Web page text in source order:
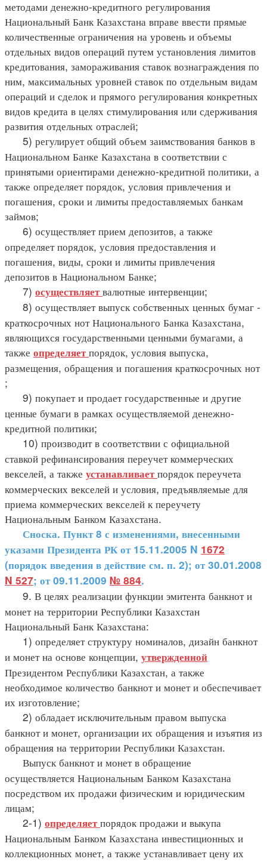
методами денежно-кредитного регулирования
Национальный Банк Казахстана вправе ввести прямые
количественные ограничения на уровень и объемы
отдельных видов операций путем установления лимитов
кредитования, замораживания ставок вознаграждения по
ним, максимальных уровней ставок по отдельным видам
операций и сделок и прямого регулирования конкретных
видов кредита в целях стимулирования или сдерживания
развития отдельных отраслей;
5) регулирует общий объем заимствования банков в
Национальном Банке Казахстана в соответствии с
принятыми ориентирами денежно-кредитной политики, а
также определяет порядок, условия привлечения и
погашения, сроки и лимиты предоставляемых банкам
займов;
6) осуществляет прием депозитов, а также
определяет порядок, условия предоставления и
погашения, виды, сроки и лимиты привлечения
депозитов в Национальном Банке;
7) осуществляетвалютные интервенции;
8) осуществляет выпуск собственных ценных бумаг -
краткосрочных нот Национального Банка Казахстана,
являющихся государственными ценными бумагами, а
также определяетпорядок, условия выпуска,
размещения, обращения и погашения краткосрочных нот
;
9) покупает и продает государственные и другие
ценные бумаги в рамках осуществляемой денежно-
кредитной политики;
10) производит в соответствии с официальной
ставкой рефинансирования переучет коммерческих
векселей, а также устанавливаетпорядок переучета
коммерческих векселей и условия, предъявляемые для
приема коммерческих векселей к переучету
Национальным Банком Казахстана.
Сноска. Пункт 8 с изменениями, внесенными
указами Президента РК от 15.11.2005 N 1672
(порядок введения в действие см. п. 2); от 30.01.2008
N 527; от 09.11.2009 № 884.
9. В целях реализации функции эмитента банкнот и
монет на территории Республики Казахстан
Национальный Банк Казахстана:
1) определяет структуру номиналов, дизайн банкнот
и монет на основе концепции, утвержденной
Президентом Республики Казахстан, а также
необходимое количество банкнот и монет и обеспечивает
их изготовление;
2) обладает исключительным правом выпуска
банкнот и монет, организации их обращения и изъятия из
обращения на территории Республики Казахстан.
Выпуск банкнот и монет в обращение
осуществляется Национальным Банком Казахстана
посредством их продажи физическим и юридическим
лицам;
2-1) определяетпорядок продажи и выкупа
Национальным Банком Казахстана инвестиционных и
коллекционных монет, а также устанавливает цену их